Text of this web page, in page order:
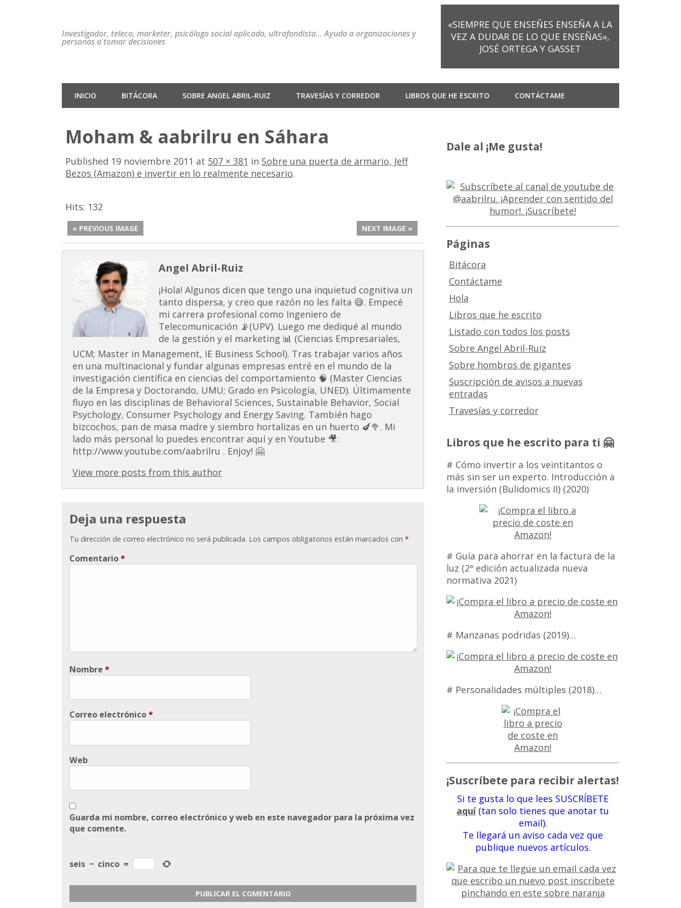
Investigador, teleco, marketer, psicólogo social aplicado, ultrafondista… Ayudo a organizaciones y
personas a tomar decisiones
«SIEMPRE QUE ENSEÑES ENSEÑA A LA
VEZ A DUDAR DE LO QUE ENSEÑAS»,
JOSÉ ORTEGA Y GASSET
INICIO BITÁCORA SOBRE ANGEL ABRIL-RUIZ TRAVESÍAS Y CORREDOR LIBROS QUE HE ESCRITO CONTÁCTAME
Moham & aabrilru en Sáhara
Published 19 noviembre 2011 at 507 × 381 in Sobre una puerta de armario, Jeff
Bezos (Amazon) e invertir en lo realmente necesario.
Hits: 132
« PREVIOUS IMAGE NEXT IMAGE »
Angel Abril-Ruiz
¡Hola! Algunos dicen que tengo una inquietud cognitiva un
tanto dispersa, y creo que razón no les falta 😅. Empecé
mi carrera profesional como Ingeniero de
Telecomunicación 📡(UPV). Luego me dediqué al mundo
de la gestión y el marketing 📊 (Ciencias Empresariales,
UCM; Master in Management, IE Business School). Tras trabajar varios años
en una multinacional y fundar algunas empresas entré en el mundo de la
investigación científica en ciencias del comportamiento 🧠 (Master Ciencias
de la Empresa y Doctorando, UMU; Grado en Psicología, UNED). Últimamente
fluyo en las disciplinas de Behavioral Sciences, Sustainable Behavior, Social
Psychology, Consumer Psychology and Energy Saving. También hago
bizcochos, pan de masa madre y siembro hortalizas en un huerto 🍆🥦. Mi
lado más personal lo puedes encontrar aquí y en Youtube 🎥:
http://www.youtube.com/aabrilru . Enjoy! 🤗
View more posts from this author
Deja una respuesta
Tu dirección de correo electrónico no será publicada. Los campos obligatorios están marcados con*
Comentario*
Nombre*
Correo electrónico*
Web
Guarda mi nombre, correo electrónico y web en este navegador para la próxima vez
que comente.
seis − cinco =
Dale al ¡Me gusta!
Páginas
Bitácora
Contáctame
Hola
Libros que he escrito
Listado con todos los posts
Sobre Angel Abril-Ruiz
Sobre hombros de gigantes
Suscripción de avisos a nuevas
entradas
Travesías y corredor
Libros que he escrito para ti 🤗
# Cómo invertir a los veintitantos o
más sin ser un experto. Introducción a
la inversión (Bulidomics II) (2020)
# Guía para ahorrar en la factura de la
luz (2ª edición actualizada nueva
normativa 2021)
# Manzanas podridas (2019)…
# Personalidades múltiples (2018)…
¡Suscríbete para recibir alertas!
Si te gusta lo que lees SUSCRÍBETE
aquí(tan solo tienes que anotar tu
email).
Te llegará un aviso cada vez que
publique nuevos artículos.